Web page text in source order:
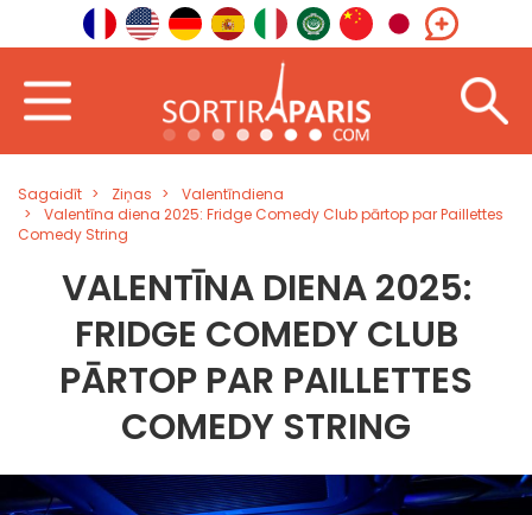
Sagaidīt Ziņas
Valentīndiena
Valentīna diena 2025: Fridge Comedy Club pārtop par Paillettes
Comedy String
VALENTĪNA DIENA 2025:
FRIDGE COMEDY CLUB
PĀRTOP PAR PAILLETTES
COMEDY STRING